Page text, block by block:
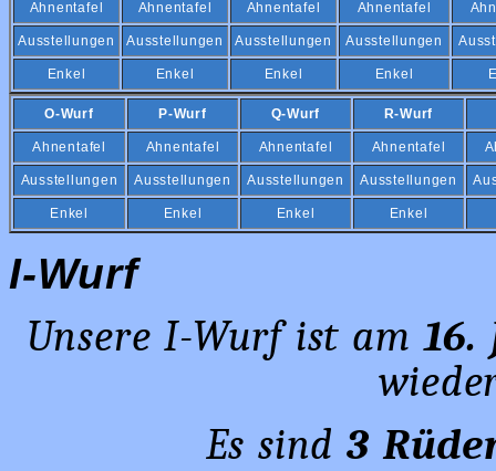
Ahnentafel Ahnentafel Ahnentafel Ahnentafel
Ausstellungen Ausstellungen Ausstellungen Ausstellungen
Enkel Enkel Enkel Enkel
O-Wurf P-Wurf Q-Wurf R-Wurf
Ahnentafel Ahnentafel Ahnentafel Ahnentafel
Ausstellungen Ausstellungen Ausstellungen Ausstellungen
Enkel Enkel Enkel Enkel
I-Wurf
Unsere I-Wurf ist am 16.
Es sind3